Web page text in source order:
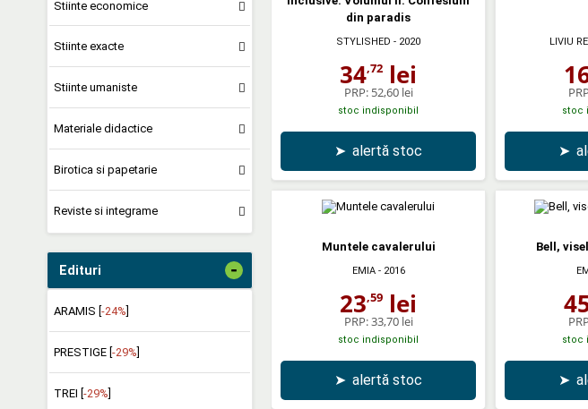
Stiinte economice
Stiinte exacte
Stiinte umaniste
Materiale didactice
Birotica si papetarie
Reviste si integrame
Edituri -
ARAMIS [ -24%
PRESTIGE [-29%]
TREI [-29%]
din paradis
STYLISHED - 2020
34,72 lei
PRP: 52,60 lei
stoc indisponibil
➤ alertă stoc
LIVIU
stoc
➤
Muntele cavalerului
EMIA- 2016
23,59 lei
PRP:33,70 lei
stoc indisponibil
➤ alertă stoc
Bell,
stoc
➤